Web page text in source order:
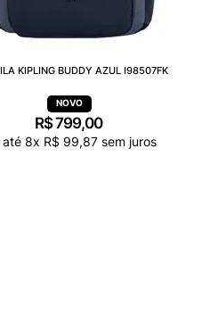
KIPLING BUDDY AZUL I98507FK
R$799,00
até 8x R$ 99,87sem juros